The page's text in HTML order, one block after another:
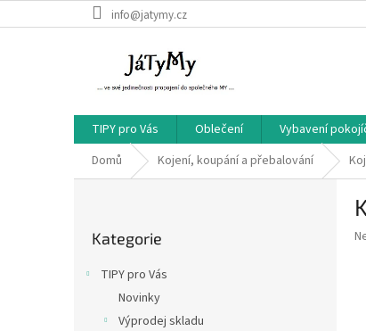
na
info@jatymy.cz
TIPY pro Vás Oblečení Vybavení
Domů
Kojení, koupání a přebalování
kategorie
Kategorie
TIPY pro Vás
Novinky
Výprodej skladu